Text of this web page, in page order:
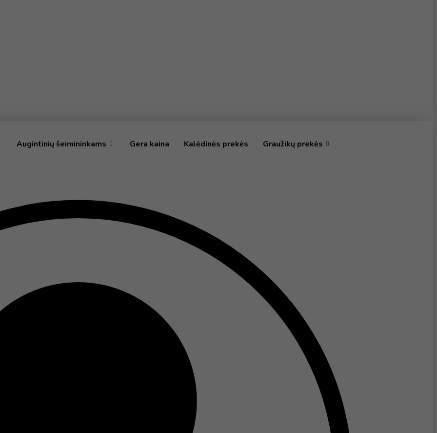
Augintinių šeimininkams Gera kaina Kalėdinės prekės Graužikų prekės